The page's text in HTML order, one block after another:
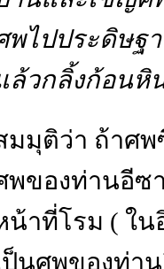
พไปประดิษฐ
ล้วกลิ้งก้อนหิ
มมุติว่า ถ้าศพ
พของท่านอีซ
น้าที่โรม ( ใ
ป็นศพของท่า